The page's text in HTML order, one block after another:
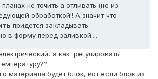
не точить а отливать (не из
обработкой!! А значит что
придется закладывать
в форму перед заливкой....
а как регулировать
материала будет блок, вот если блок из